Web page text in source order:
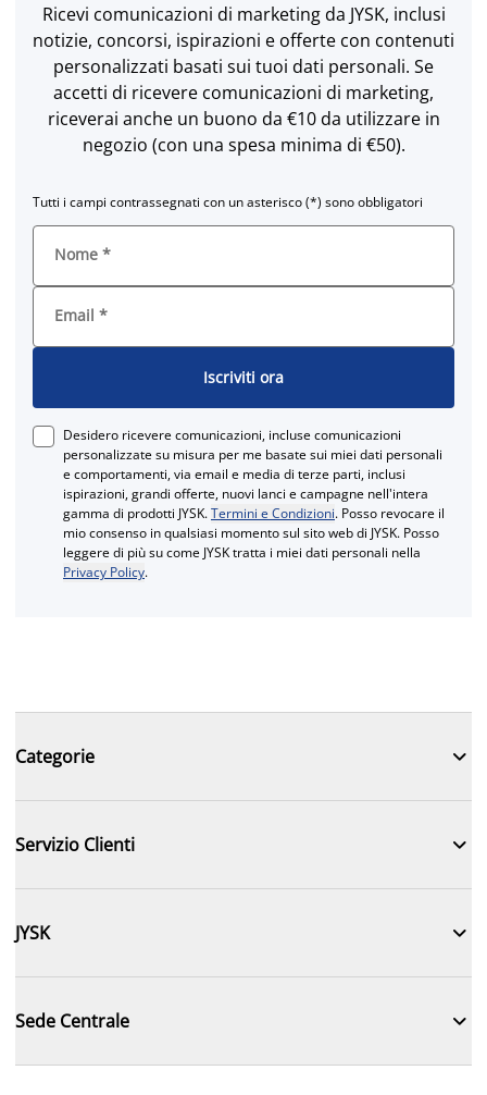
Ricevi comunicazioni di marketing da JYSK, inclusi
notizie, concorsi, ispirazioni e offerte con contenuti
personalizzati basati sui tuoi dati personali. Se
accetti di ricevere comunicazioni di marketing,
riceverai anche un buono da €10 da utilizzare in
negozio (con una spesa minima di €50).
Tutti i campi contrassegnati con un asterisco (*) sono obbligatori
Nome *
Email *
Iscriviti ora
Desidero ricevere comunicazioni, incluse comunicazioni
personalizzate su misura per me basate sui miei dati personali
e comportamenti, via email e media di terze parti, inclusi
ispirazioni, grandi offerte, nuovi lanci e campagne nell'intera
gamma di prodotti JYSK.Termini e Condizioni. Posso revocare il
mio consenso in qualsiasi momento sul sito web di JYSK. Posso
leggere di più su come JYSK tratta i miei dati personali nella
Privacy Policy.
Categorie 
Servizio Clienti 
JYSK 
Sede Centrale 